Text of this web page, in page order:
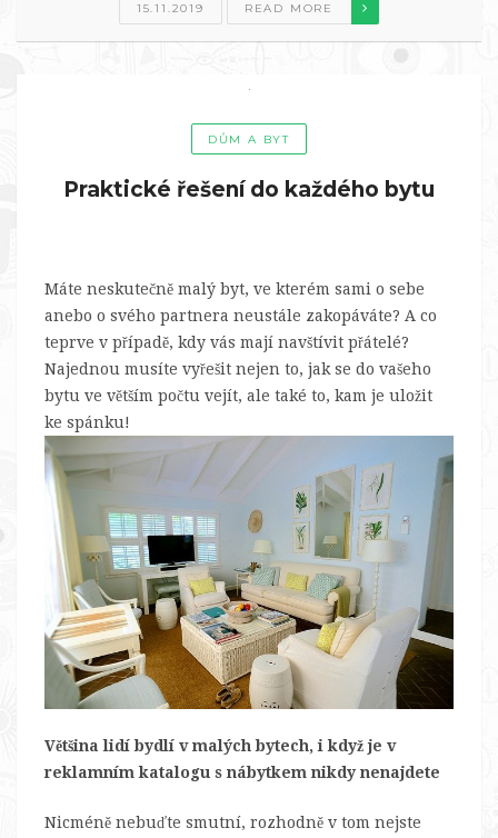
15.11.2019 READ MORE
DŮM A BYT
Praktické řešení do každého bytu
Máte neskutečně malý byt, ve kterém sami o sebe
anebo o svého partnera neustále zakopáváte? A co
teprve v případě, kdy vás mají navštívit přátelé?
Najednou musíte vyřešit nejen to, jak se do vašeho
bytu ve větším počtu vejít, ale také to, kam je uložit
ke spánku!
Většina lidí bydlí v malých bytech, i když je v
reklamním katalogu s nábytkem nikdy nenajdete
Nicméně nebuďte smutní, rozhodně v tom nejste